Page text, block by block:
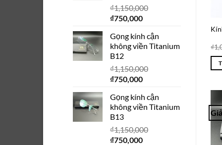
₫1,150,000
Giá
là:
₫1,150,000.
₫750,000Giá
tại
là:
Gọng kính cận
không viền Titanium
B12
₫1,150,000
Giá
là:
₫1,150,000.
₫750,000Giá
tại
là:
Gọng kính cận
không viền Titanium
B13
₫1,150,000
Giá
₫750,000Giá
₫